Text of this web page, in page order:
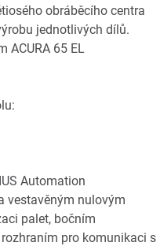
obráběcího centra
jednotlivých dílů.
Automation
vestavěným nulovým
palet, bočním
pro komunikaci s